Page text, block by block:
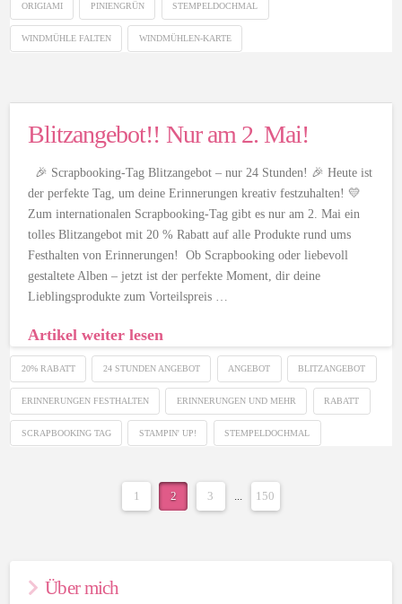
ORIGIAMI PINIENGRÜN STEMPELDOCHMAL
WINDMÜHLE FALTEN WINDMÜHLEN-KARTE
Blitzangebot!! Nur am 2. Mai!
🎉 Scrapbooking-Tag Blitzangebot – nur 24 Stunden! 🎉 Heute ist
der perfekte Tag, um deine Erinnerungen kreativ festzuhalten! 💛
Zum internationalen Scrapbooking-Tag gibt es nur am 2. Mai ein
tolles Blitzangebot mit 20 % Rabatt auf alle Produkte rund ums
Festhalten von Erinnerungen! Ob Scrapbooking oder liebevoll
gestaltete Alben – jetzt ist der perfekte Moment, dir deine
Lieblingsprodukte zum Vorteilspreis …
Artikel weiter lesen
20% RABATT 24 STUNDEN ANGEBOT ANGEBOT BLITZANGEBOT
ERINNERUNGEN FESTHALTEN ERINNERUNGEN UND MEHR RABATT
SCRAPBOOKING TAG STAMPIN' UP! STEMPELDOCHMAL
1 2 3 ... 150
Über mich